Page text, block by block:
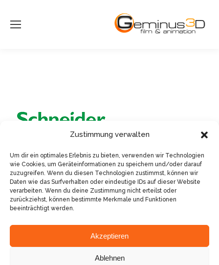
Zustimmung verwalten
Um dir ein optimales Erlebnis zu bieten, verwenden wir Technologien
wie Cookies, um Geräteinformationen zu speichern und/oder darauf
zuzugreifen. Wenn du diesen Technologien zustimmst, können wir
Daten wie das Surfverhalten oder eindeutige IDs auf dieser Website
verarbeiten. Wenn du deine Zustimmung nicht erteilst oder
zurückziehst, können bestimmte Merkmale und Funktionen
beeinträchtigt werden.
Akzeptieren
Ablehnen
© Sven Pfister, Geminus 3D
Impressum/Datenschutz